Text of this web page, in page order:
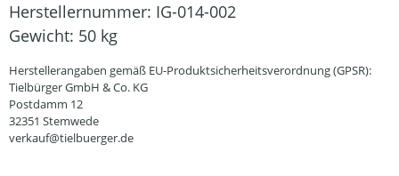
Herstellernummer: IG-014-002
Gewicht: 50 kg
Herstellerangaben gemäß EU-Produktsicherheitsverordnung (GPSR):
Tielbürger GmbH & Co. KG
Postdamm 12
32351 Stemwede
verkauf@tielbuerger.de